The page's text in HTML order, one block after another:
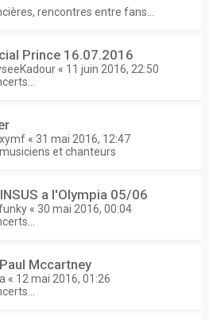
rencontres entre fans...
Prince 16.07.2016
« 11 juin 2016, 22:50
« 31 mai 2016, 12:47
musiciens et chanteurs
a l'Olympia 05/06
« 30 mai 2016, 00:04
Mccartney
« 12 mai 2016, 01:26